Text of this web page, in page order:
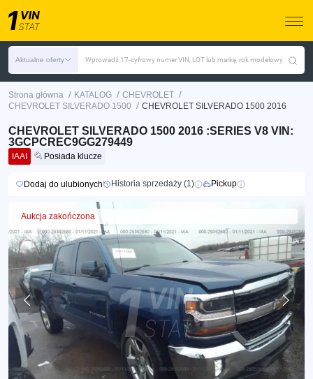
Aktualne oferty Wprowadź 17-cyfrowy numer VIN, LOT lub markę, rok modelowy
Strona główna / KATALOG / CHEVROLET /
CHEVROLET SILVERADO 1500 / CHEVROLET SILVERADO 1500 2016
CHEVROLET SILVERADO 1500 2016 :SERIES V8 VIN:
3GCPCREC9GG279449
IAAI Posiada klucze
Dodaj do ulubionych Historia sprzedaży (1) Pickup
Aukcja zakończona